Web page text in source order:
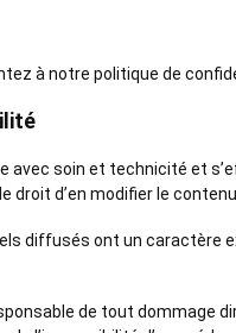
à notre politique de
avec soin et technicité et
droit d’en modifier le
diffusés ont un
de tout dommage